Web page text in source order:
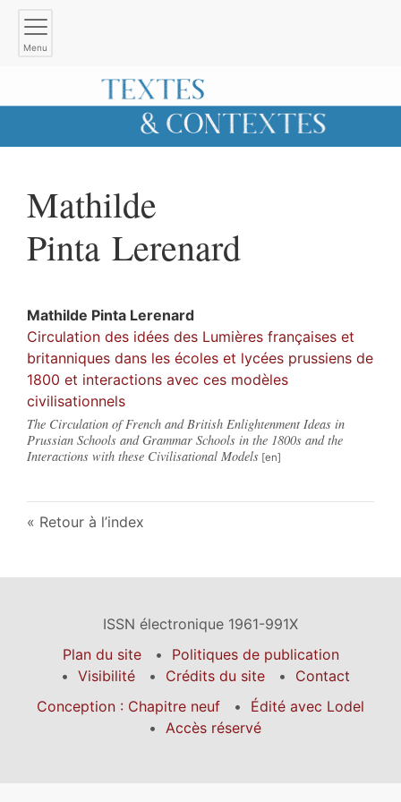
Menu
Mathilde
Pinta Lerenard
Mathilde Pinta Lerenard
Circulation des idées des Lumières françaises et
britanniques dans les écoles et lycées prussiens de
1800 et interactions avec ces modèles
civilisationnels
The Circulation of French and British Enlightenment Ideas in
Prussian Schools and Grammar Schools in the 1800s and the
Interactions with these Civilisational Models
Retour à l’index
ISSN électronique 1961-991X
Plan du site
Politiques de publication
Visibilité
Crédits du site
Contact
Conception : Chapitre neuf
Édité avec Lodel
Accès réservé